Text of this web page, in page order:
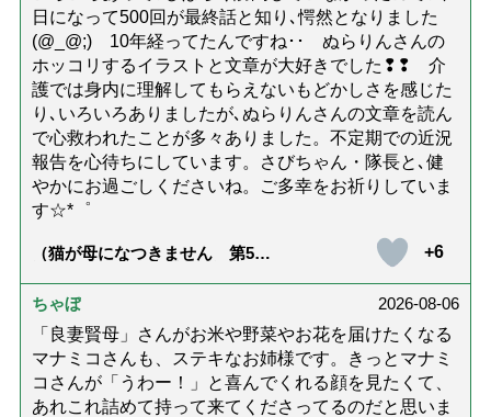
日になって500回が最終話と知り､愕然となりました
(@_@;) 10年経ってたんですね･･ ぬらりんさんの
ホッコリするイラストと文章が大好きでした❢❢ 介
護では身内に理解してもらえないもどかしさを感じた
り､いろいろありましたが､ぬらりんさんの文章を読ん
で心救われたことが多々ありました。不定期での近況
報告を心待ちにしています。さびちゃん・隊長と､健
やかにお過ごしくださいね。ご多幸をお祈りしていま
す☆*゜
（猫が母になつきません 第500
+6
ちゃぼ
2026-08-06
「良妻賢母」さんがお米や野菜やお花を届けたくなる
マナミコさんも、ステキなお姉様です。きっとマナミ
コさんが「うわー！」と喜んでくれる顔を見たくて、
あれこれ詰めて持って来てくださってるのだと思いま